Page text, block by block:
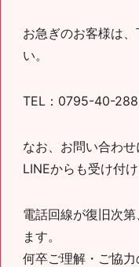
お急ぎのお客様は
い。
TEL：0795-40-
なお、お問い合わ
LINEからも受け付け
電話回線が復旧次
ます。
何卒ご理解・ご協